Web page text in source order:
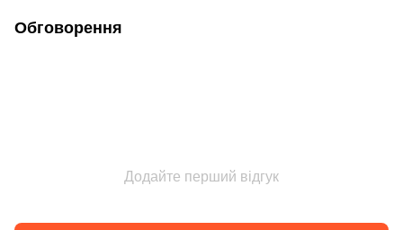
Обговорення
Додайте перший відгук